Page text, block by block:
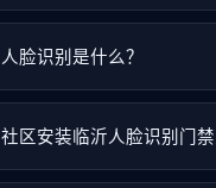
人脸识别是什么？